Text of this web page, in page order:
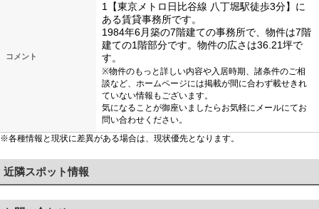
コメント
1【東京メトロ日比谷線 八丁堀駅徒歩3分】に
ある賃貸事務所です。
1984年6月築の7階建ての事務所で、物件は7階
建ての1階部分です。物件の広さは36.21坪で
す。
※物件のもっと詳しい内容や入居時期、諸条件のご相
談など、ホームページには掲載が間に合わず載せきれ
ていない情報もございます。
気になることが御座いましたらお気軽にメールにてお
問い合わせください。
※各種情報と現状に差異がある場合は、現状優先となります。
近隣スポット情報